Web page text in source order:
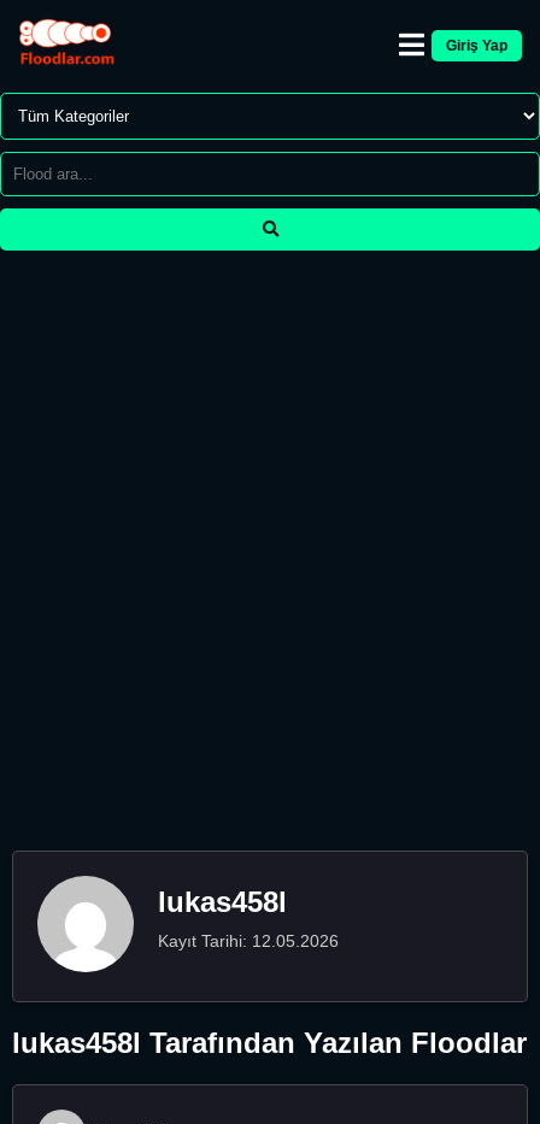
Giriş Yap
lukas458l
Kayıt Tarihi: 12.05.2026
lukas458l Tarafından Yazılan Floodlar